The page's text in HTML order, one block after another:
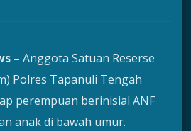
– Anggota Satuan Reserse
Polres Tapanuli Tengah
perempuan berinisial ANF
anak di bawah umur.